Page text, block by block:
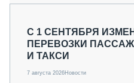
С 1 СЕНТЯБРЯ
ПЕРЕВОЗКИ
И ТАКСИ
7 августа 2026Новости